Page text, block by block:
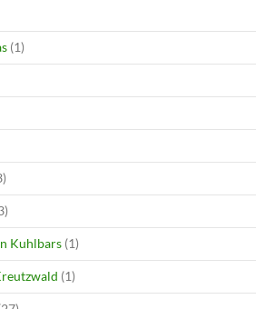
(1)
Kuhlbars (1)
(1)